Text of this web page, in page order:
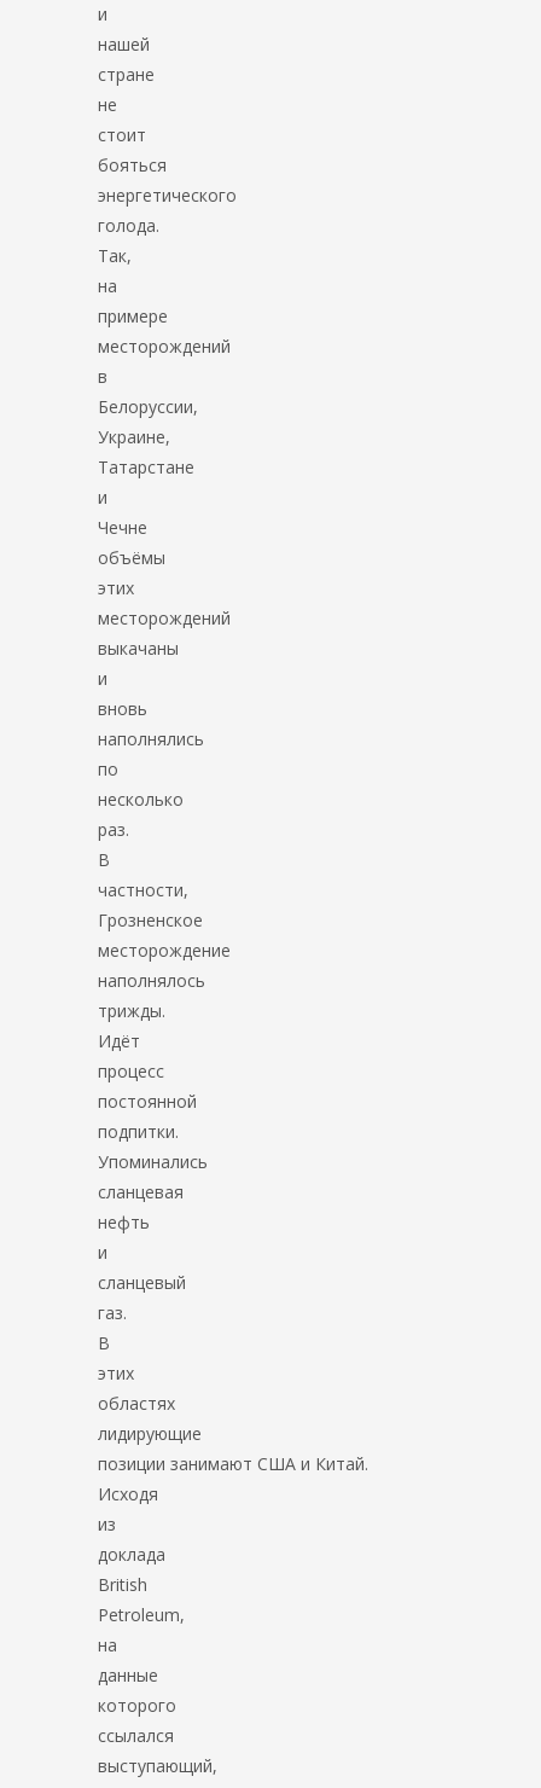
и
нашей
стране
не
стоит
бояться
энергетического
голода.
Так,
на
примере
месторождений
в
Белоруссии,
Украине,
Татарстане
и
Чечне
объёмы
этих
месторождений
выкачаны
и
вновь
наполнялись
по
несколько
раз.
В
частности,
Грозненское
месторождение
наполнялось
трижды.
Идёт
процесс
постоянной
подпитки.
Упоминались
сланцевая
нефть
и
сланцевый
газ.
В
этих
областях
лидирующие
позиции занимают США и Китай.
Исходя
из
доклада
British
Petroleum,
на
данные
которого
ссылался
выступающий,